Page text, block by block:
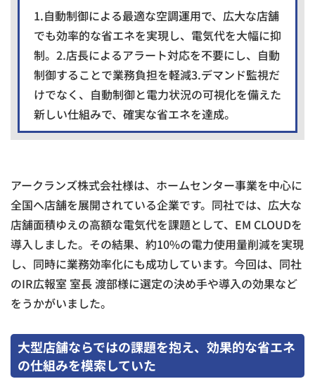
1.自動制御による最適な空調運用で、広大な店舗
でも効率的な省エネを実現し、電気代を大幅に抑
制。2.店長によるアラート対応を不要にし、自動
制御することで業務負担を軽減3.デマンド監視だ
けでなく、自動制御と電力状況の可視化を備えた
新しい仕組みで、確実な省エネを達成。
アークランズ株式会社様は、ホームセンター事業を中心に
全国へ店舗を展開されている企業です。同社では、広大な
店舗面積ゆえの高額な電気代を課題として、EM CLOUDを
導入しました。その結果、約10%の電力使用量削減を実現
し、同時に業務効率化にも成功しています。今回は、同社
のIR広報室 室長 渡部様に選定の決め手や導入の効果など
をうかがいました。
大型店舗ならではの課題を抱え、効果的な省エネ
の仕組みを模索していた